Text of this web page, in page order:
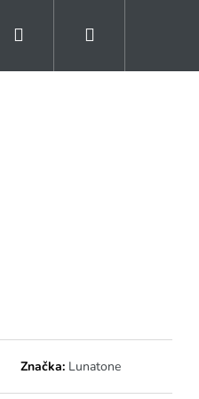
Naše reference
Přihlášení
Značka: Lunatone